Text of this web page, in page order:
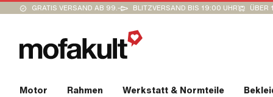
GRATIS VERSAND AB 99.- BLITZVERSAND BIS 19:00 UHR ÜBER
Motor Rahmen Werkstatt & Normteile